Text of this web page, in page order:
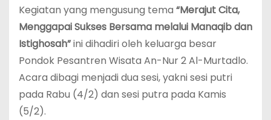
Kegiatan yang mengusung tema “Merajut Cita,
Menggapai Sukses Bersama melalui Manaqib dan
Istighosah”ini dihadiri oleh keluarga besar
Pondok Pesantren Wisata An-Nur 2 Al-Murtadlo.
Acara dibagi menjadi dua sesi, yakni sesi putri
pada Rabu (4/2) dan sesi putra pada Kamis
(5/2).